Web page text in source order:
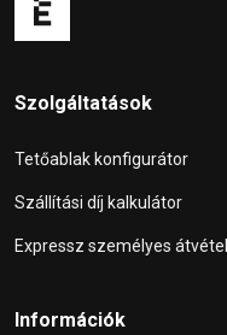
Szolgáltatások
Tetőablak konfigurátor
Szállítási díj kalkulátor
Expressz személyes átvétel
Információk